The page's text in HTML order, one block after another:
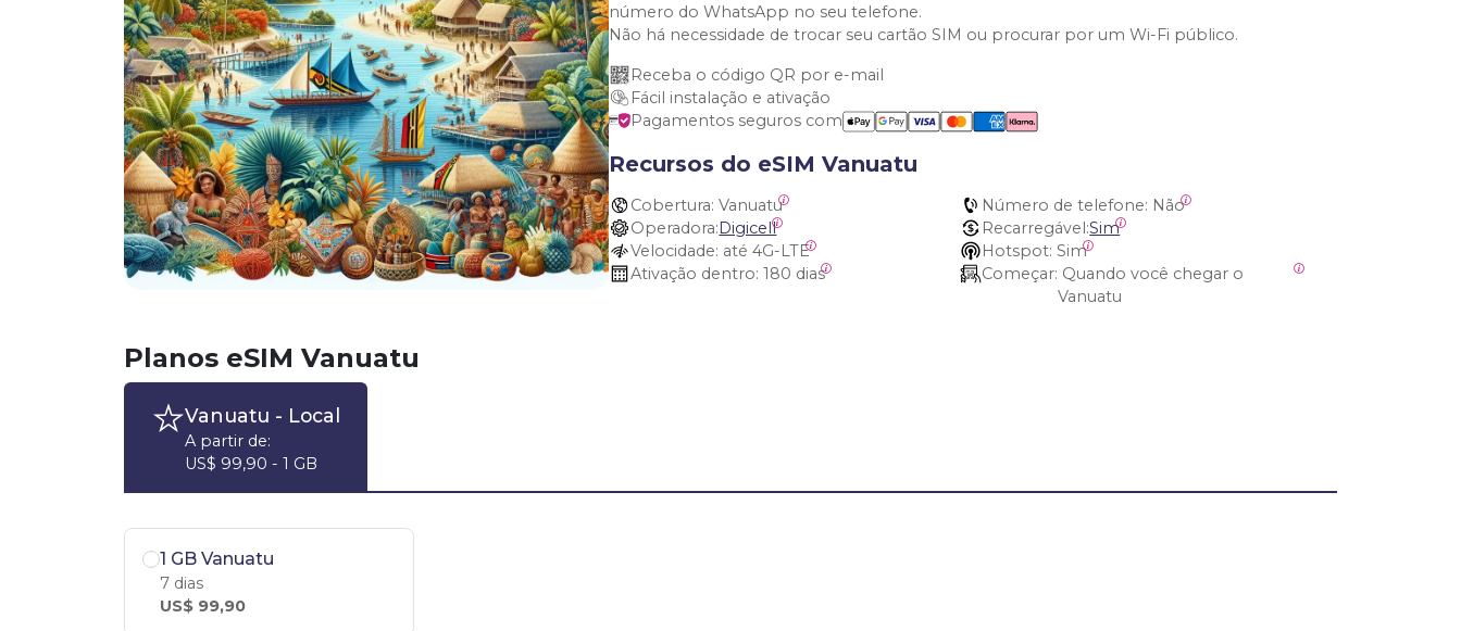
número do WhatsApp no seu telefone.
Não há necessidade de trocar seu cartão SIM ou procurar por um Wi-Fi público.
Receba o código QR por e-mail
Fácil instalação e ativação
Pagamentos seguros com
Recursos do eSIM Vanuatu
Cobertura: Vanuatu Número de telefone: Não
Operadora:Digicell Recarregável:Sim
Velocidade: até 4G-LTE Hotspot: Sim
Ativação dentro: 180 dias Começar:
Vanuatu
Planos eSIM Vanuatu
Vanuatu - Local
A partir de:
US$ 99,90 - 1 GB
1 GB Vanuatu
7 dias
US$ 99,90